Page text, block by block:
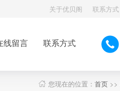
关于优贝阁 联系方式
线留言 联系方式
您现在的位置： 首页 >>